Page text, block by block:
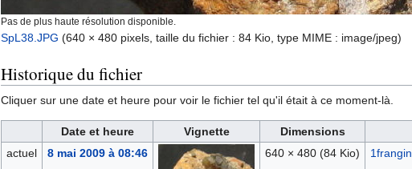
Pas de plus haute résolution disponible.
SpL38.JPG (640 × 480 pixels, taille du fichier : 84 Kio, type MIME : image/jpeg)
Historique du fichier
Cliquer sur une date et heure pour voir le fichier tel qu'il était à ce moment-là.
Date et heure Vignette Dimensions
actuel
8 mai 2009 à 08:46 640 × 480 (84 Kio) 1frangin